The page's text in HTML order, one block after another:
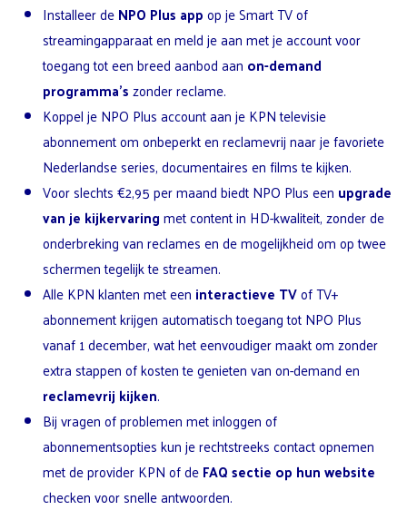
Installeer deNPO Plus appop je Smart TV of
streamingapparaat en meld je aan met je account voor
toegang tot een breed aanbod aan on-demand
programma’szonder reclame.
Koppel je NPO Plus account aan je KPN televisie
abonnement om onbeperkt en reclamevrij naar je favoriete
Nederlandse series, documentaires en films te kijken.
Voor slechts €2,95 per maand biedt NPO Plus een upgrade
van je kijkervaringmet content in HD-kwaliteit, zonder de
onderbreking van reclames en de mogelijkheid om op twee
schermen tegelijk te streamen.
Alle KPN klanten met een interactieve TVof TV+
abonnement krijgen automatisch toegang tot NPO Plus
vanaf 1 december, wat het eenvoudiger maakt om zonder
extra stappen of kosten te genieten van on-demand en
reclamevrij kijken.
Bij vragen of problemen met inloggen of
abonnementsopties kun je rechtstreeks contact opnemen
met de provider KPN of deFAQ sectie op hun website
checken voor snelle antwoorden.